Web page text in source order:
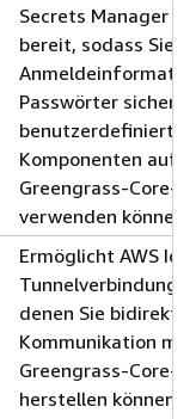
Secrets Manager
bereit, sodass Sie
Passwörter sicher in
benutzerdefinierten
Komponenten auf
Greengrass-Core-
verwenden können.
Ermöglicht AWS
denen Sie
Kommunikation mit
Greengrass-Core-
herstellen können,